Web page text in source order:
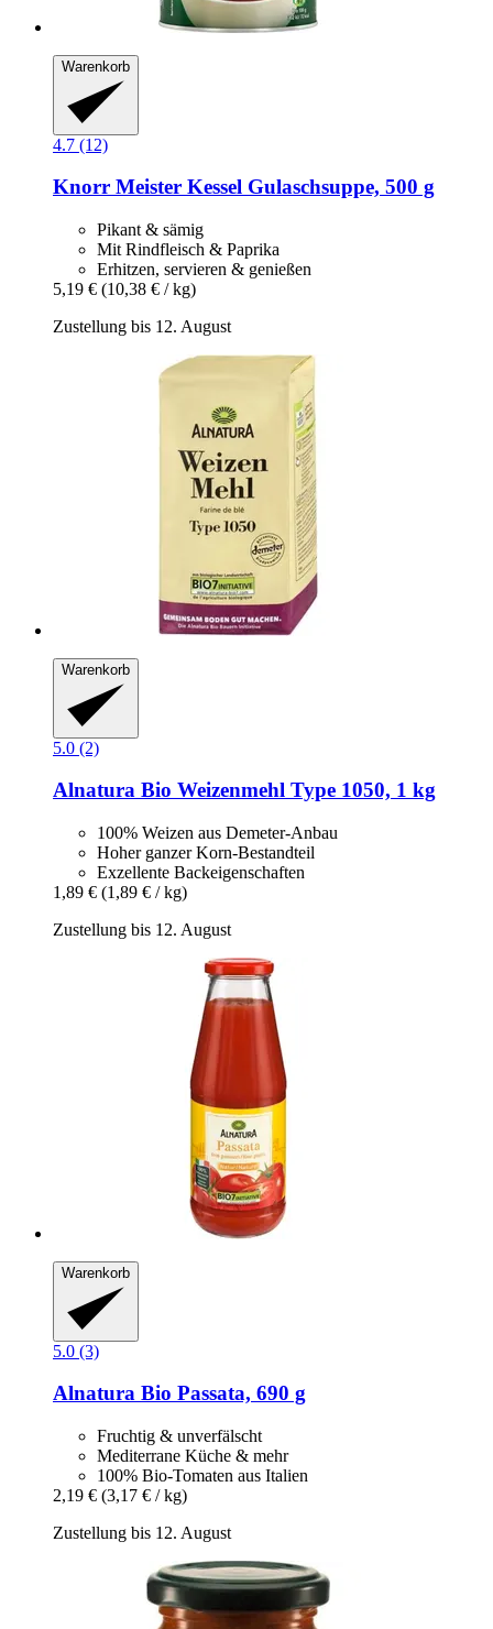
Warenkorb
4.7 (12)
Knorr Meister Kessel Gulaschsuppe, 500 g
Pikant & sämig
Mit Rindfleisch & Paprika
Erhitzen, servieren & genießen
5,19 € (10,38 € / kg)
Zustellung bis 12. August
Warenkorb
5.0 (2)
Alnatura Bio Weizenmehl Type 1050, 1 kg
100% Weizen aus Demeter-Anbau
Hoher ganzer Korn-Bestandteil
Exzellente Backeigenschaften
1,89 € (1,89 € / kg)
Zustellung bis 12. August
Warenkorb
5.0 (3)
Alnatura Bio Passata, 690 g
Fruchtig & unverfälscht
Mediterrane Küche & mehr
100% Bio-Tomaten aus Italien
2,19 € (3,17 € / kg)
Zustellung bis 12. August